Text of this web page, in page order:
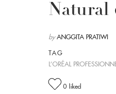
Natural
by ANGGITA PRATIWI
TAG
L’ORÉAL
0 liked